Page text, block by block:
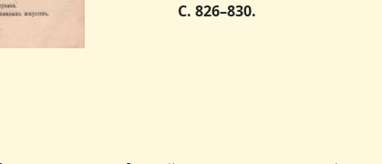
С. 826–830.